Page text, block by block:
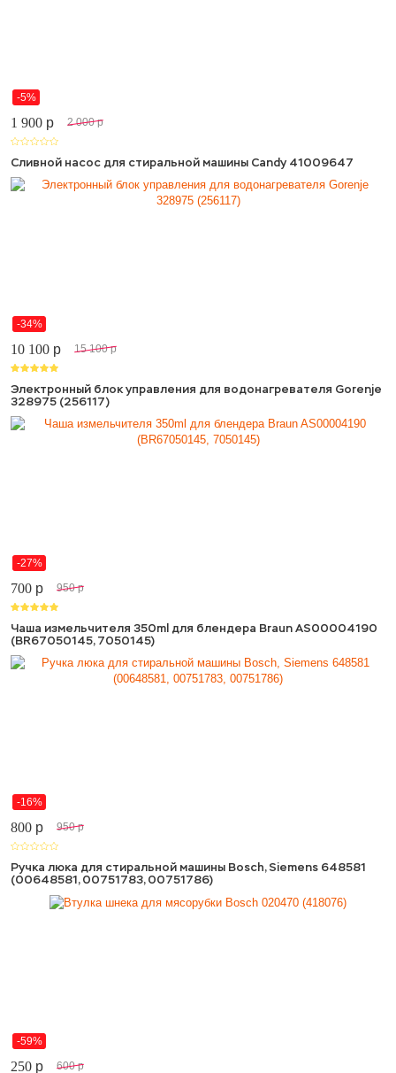
-5%
1 900 p 2 000 p
Сливной насос для стиральной машины Candy 41009647
-34%
10 100 p 15 100 p
Электронный блок управления для водонагревателя Gorenje
328975 (256117)
-27%
700 p 950 p
Чаша измельчителя 350ml для блендера Braun AS00004190
(BR67050145, 7050145)
-16%
800 p 950 p
Ручка люка для стиральной машины Bosch, Siemens 648581
(00648581, 00751783, 00751786)
-59%
250 p 600 p